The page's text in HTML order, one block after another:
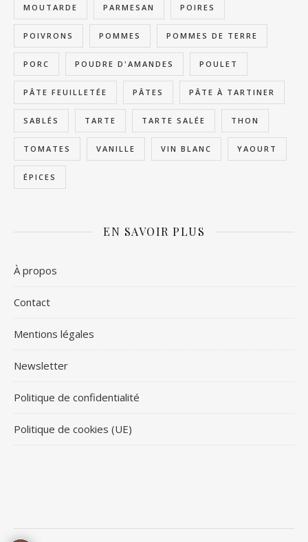
MOUTARDE PARMESAN POIRES
POIVRONS POMMES POMMES DE TERRE
PORC POUDRE D'AMANDES POULET
PÂTE FEUILLETÉE PÂTES PÂTE À TARTINER
SABLÉS TARTE TARTE SALÉE THON
TOMATES VANILLE VIN BLANC YAOURT
ÉPICES
EN SAVOIR PLUS
À propos
Contact
Mentions légales
Newsletter
Politique de confidentialité
Politique de cookies (UE)